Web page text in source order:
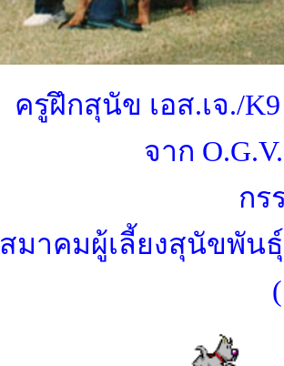
ครูฝึกสุนัข เอส.เจ./
จาก
กร
สมาคมผู้เลี้ยงสุนัขพัน